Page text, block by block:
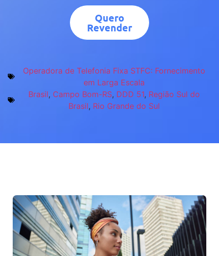
Quero
Revender
Operadora de Telefonia Fixa STFC: Fornecimento
em Larga Escala
Brasil, Campo Bom-RS, DDD 51, Região Sul do
Brasil, Rio Grande do Sul